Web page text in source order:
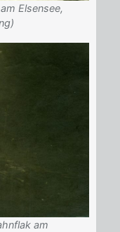
Elsensee,
am